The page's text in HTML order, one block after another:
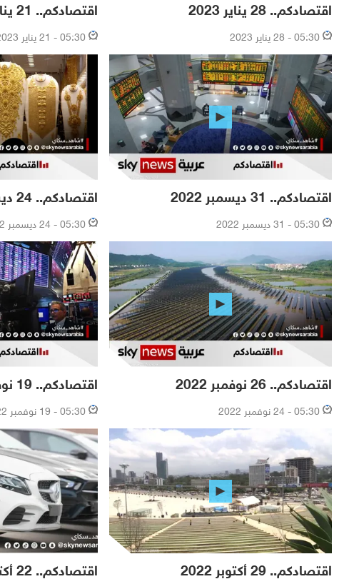
اقتصادكم.. 28 يناير 2023
05:30 - 28 يناير 2023
اقتصادكم.. 21 يناير 2023
05:30 - 21 يناير 2023
اقتصادكم.. 31 ديسمبر 2022
05:30 - 31 ديسمبر 2022
اقتصادكم.. 24 ديسمبر 2022
05:30 - 24 ديسمبر 2022
اقتصادكم.. 26 نوفمبر 2022
05:30 - 24 نوفمبر 2022
اقتصادكم.. 19 نوفمبر 2022
05:30 - 19 نوفمبر 2022
اقتصادكم.. 29 أكتوبر 2022 اقتصادكم.. 22 أكتوبر 2022